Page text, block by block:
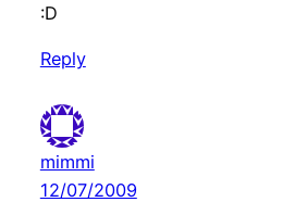
:D
Reply
mimmi
12/07/2009